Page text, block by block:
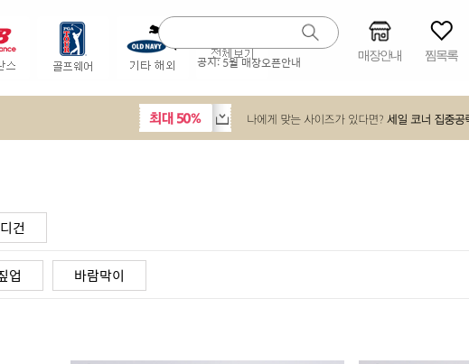
공지:5월 매장오픈안내 매장안내 찜목록
건
업 바람막이